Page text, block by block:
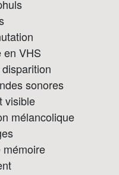
en VHS
sonores
visible
mélancolique